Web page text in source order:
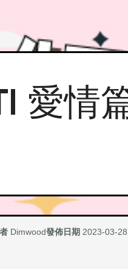
愛情
Dimwood發佈日期 2023-03-28